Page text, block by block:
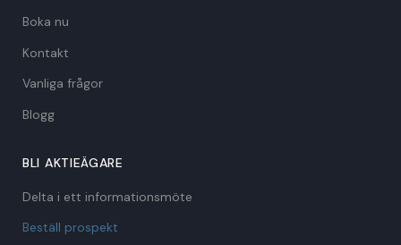
Boka nu
Kontakt
Vanliga frågor
Blogg
BLI AKTIEÄGARE
Delta i ett informationsmöte
Beställ prospekt